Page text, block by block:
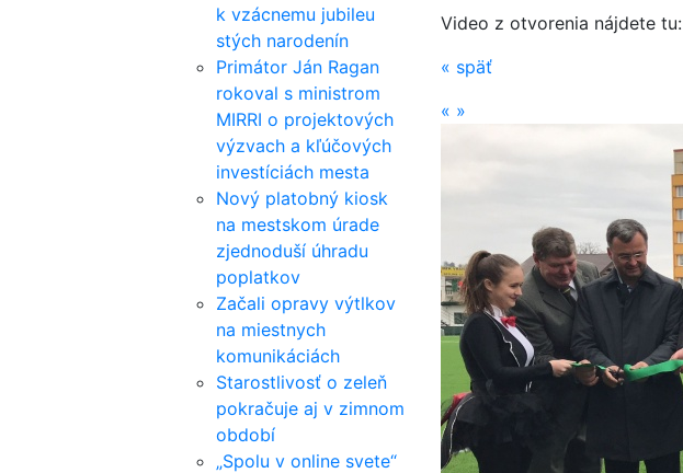
k vzácnemu jubileu
stých narodenín
Primátor Ján Ragan
rokoval s ministrom
MIRRI o projektových
výzvach a kľúčových
investíciách mesta
Nový platobný kiosk
na mestskom úrade
zjednoduší úhradu
poplatkov
Začali opravy výtlkov
na miestnych
komunikáciách
Starostlivosť o zeleň
pokračuje aj v zimnom
období
„Spolu v online svete“
Video z otvorenia nájdete tu:
« späť
« »